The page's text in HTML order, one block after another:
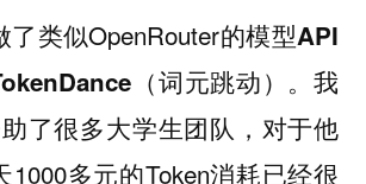
类似OpenRouter的模型API
（词元跳动） 。我
了很多大学生团队，对于他
1000多元的Token消耗已经很